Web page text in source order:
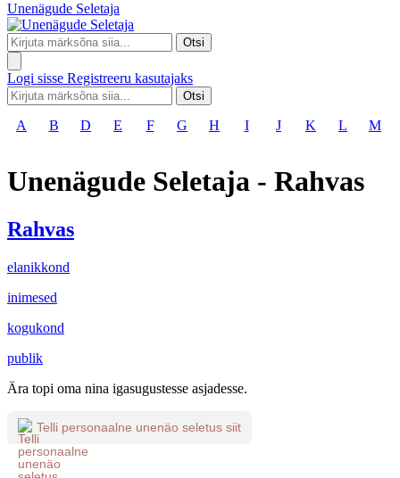
Unenägude Seletaja
Otsi
Logi sisse Registreeru kasutajaks
Otsi
A B D E F G H I J K L M
Unenägude Seletaja - Rahvas
Rahvas
elanikkond
inimesed
kogukond
publik
Ära topi oma nina igasugustesse asjadesse.
Telli personaalne unenäo seletus siit